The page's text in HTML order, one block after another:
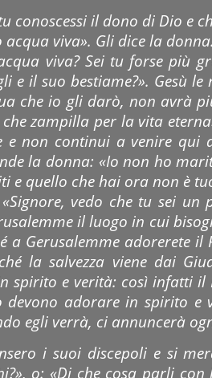
conoscessi il dono di Dio e
viva». Gli dice la
viva? Sei tu forse più
e il suo bestiame?». Gesù
che io gli darò, non avrà
che zampilla per la vita
non continui a venire qui
la donna: «Io non ho
e quello che hai ora non è
vedo che tu sei
il luogo in cui
a Gerusalemme adorerete
la salvezza viene dai
spirito e verità: così infatti
adorare in spirito e
egli verrà, ci annuncerà
i suoi discepoli e si
o: «Di che cosa parli